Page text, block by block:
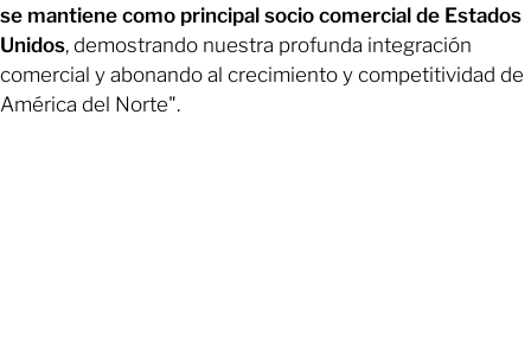
se mantiene como principal socio comercial de Estados
Unidos, demostrando nuestra profunda integración
comercial y abonando al crecimiento y competitividad de
América del Norte".